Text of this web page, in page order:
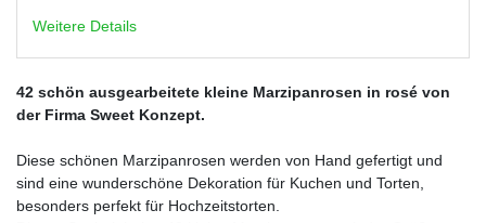
Weitere Details
42 schön ausgearbeitete kleine Marzipanrosen in rosé von
der Firma Sweet Konzept.
Diese schönen Marzipanrosen werden von Hand gefertigt und
sind eine wunderschöne Dekoration für Kuchen und Torten,
besonders perfekt für Hochzeitstorten.